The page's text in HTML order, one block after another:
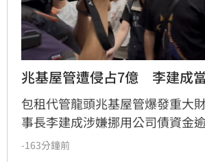
兆基屋管遭侵占7億　李建成
包租代管龍頭兆基屋管爆發重大
事長李建成涉嫌挪用公司債資金
個人私用及支付前妻生活費，遭
-163分鐘前